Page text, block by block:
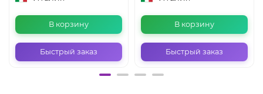
В корзину
Быстрый заказ
В корзину
Быстрый заказ